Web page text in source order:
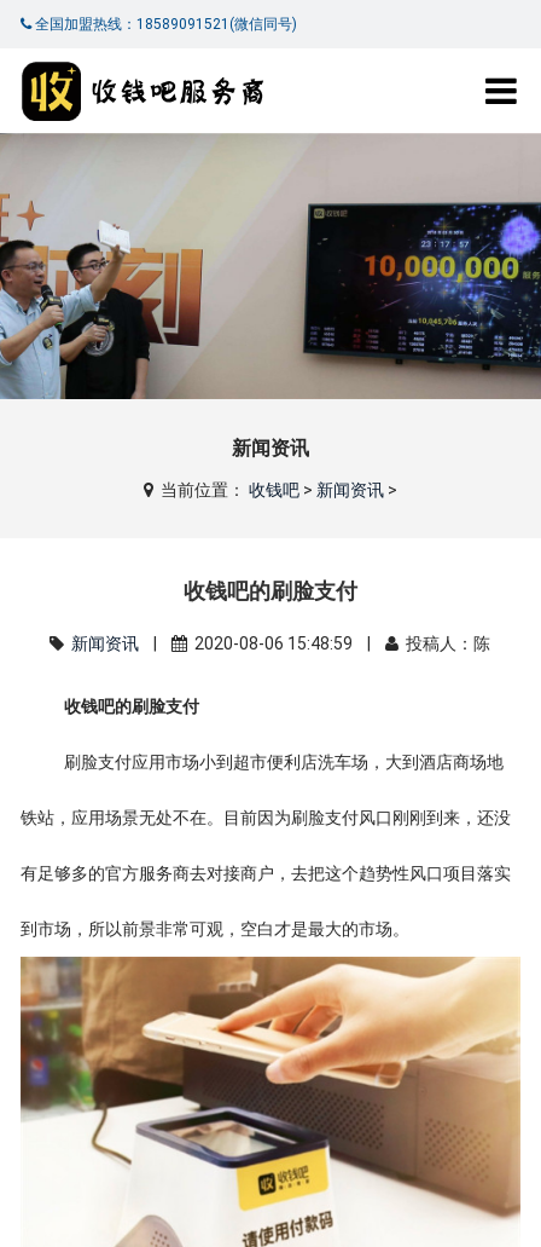
全国加盟热线：18589091521(微信同号)
新闻资讯
当前位置： 收钱吧> 新闻资讯>
收钱吧的刷脸支付
新闻资讯 | 2020-08-06 15:48:59 | 投稿人：陈
收钱吧的刷脸支付
刷脸支付应用市场小到超市便利店洗车场，大到酒店商场地
铁站，应用场景无处不在。目前因为刷脸支付风口刚刚到来，还没
有足够多的官方服务商去对接商户，去把这个趋势性风口项目落实
到市场，所以前景非常可观，空白才是最大的市场。